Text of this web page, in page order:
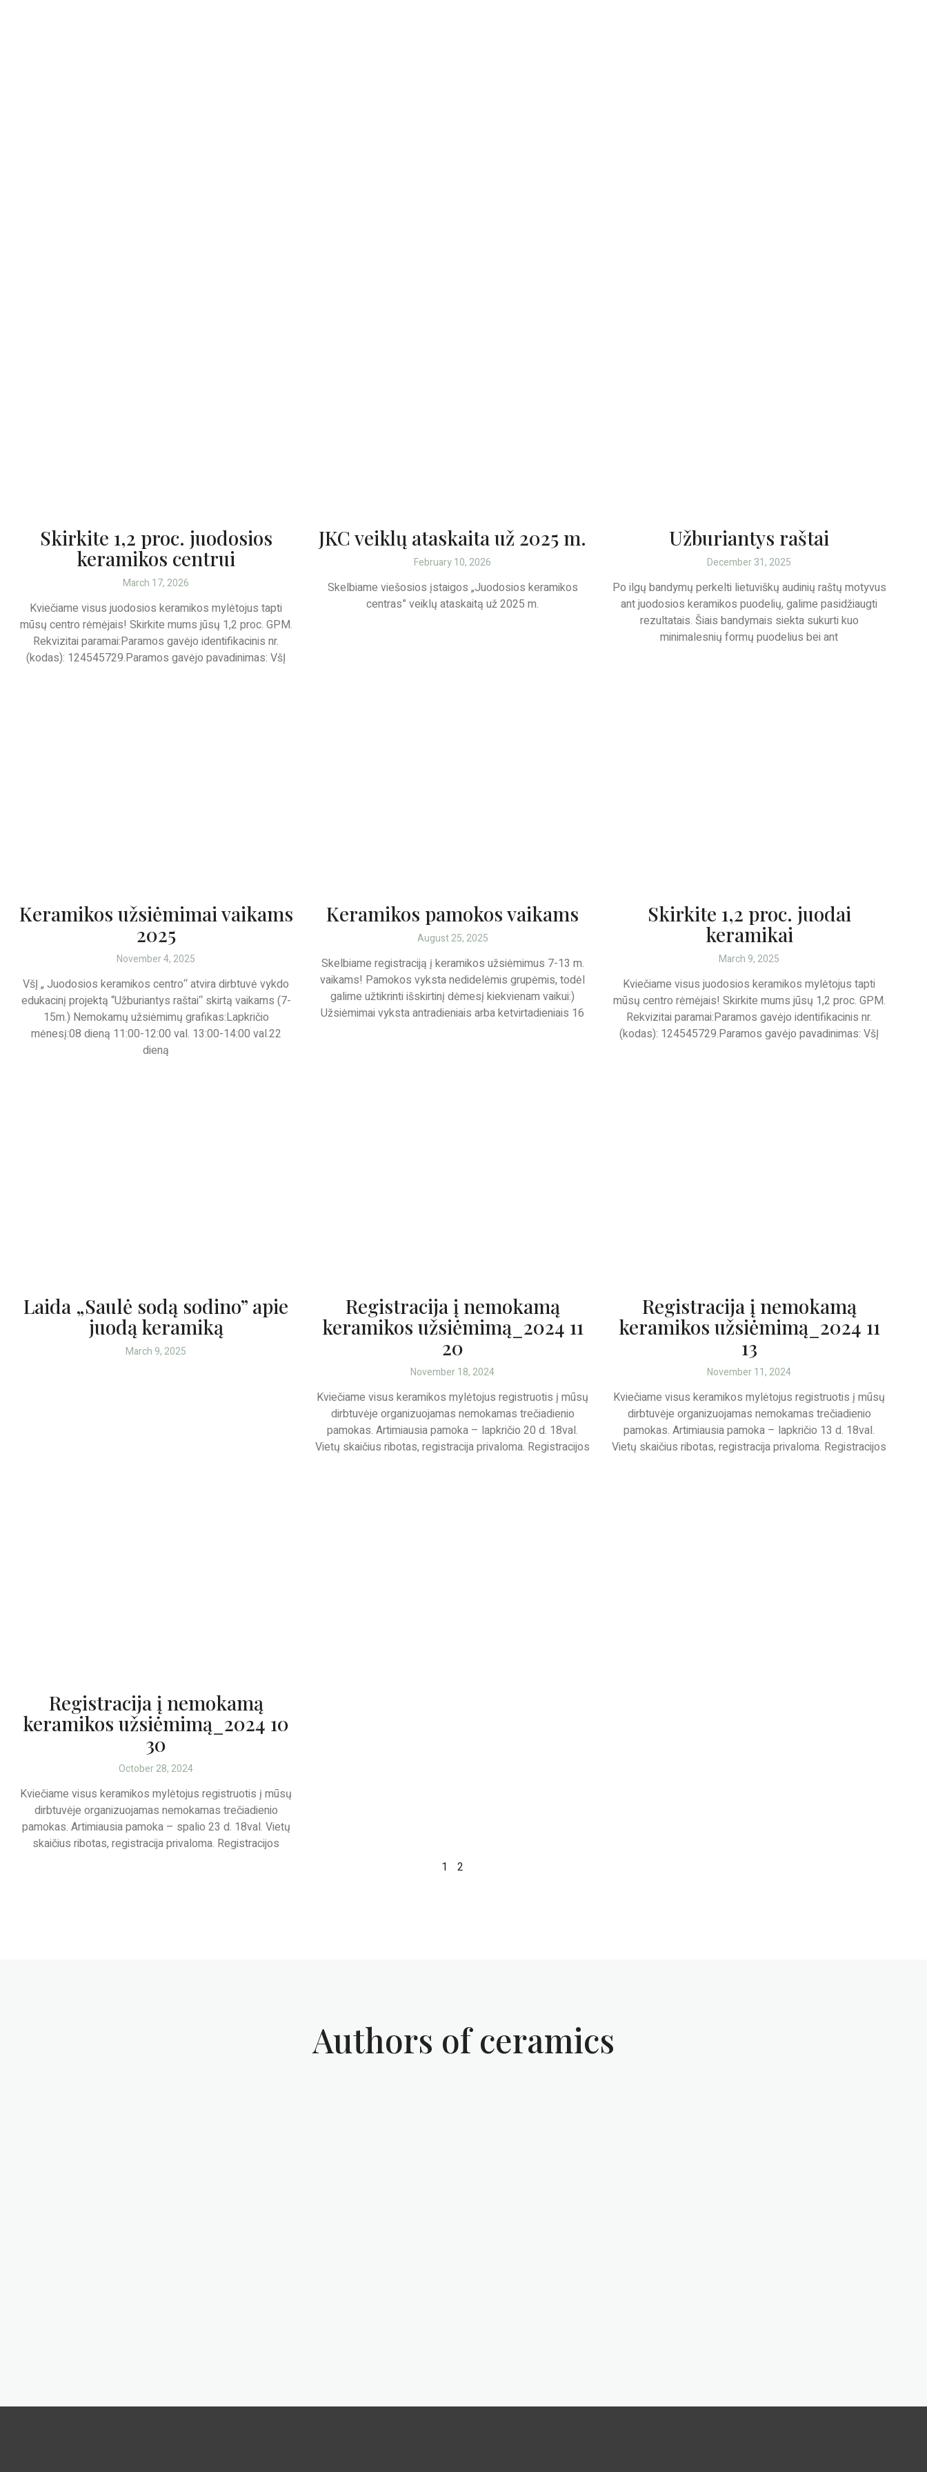
Skirkite 1,2 proc. juodosios
keramikos centrui
March 17, 2026
Kviečiame visus juodosios keramikos mylėtojus tapti
mūsų centro rėmėjais! Skirkite mums jūsų 1,2 proc. GPM.
Rekvizitai paramai:Paramos gavėjo identifikacinis nr.
(kodas): 124545729.Paramos gavėjo pavadinimas: VšĮ
JKC veiklų ataskaita už 2025 m.
February 10, 2026
Skelbiame viešosios įstaigos „Juodosios keramikos
centras” veiklų ataskaitą už 2025 m.
Užburiantys raštai
December 31, 2025
Po ilgų bandymų perkelti lietuviškų audinių raštų motyvus
ant juodosios keramikos puodelių, galime pasidžiaugti
rezultatais. Šiais bandymais siekta sukurti kuo
minimalesnių formų puodelius bei ant
Keramikos užsiėmimai vaikams
2025
November 4, 2025
VšĮ „ Juodosios keramikos centro‘‘ atvira dirbtuvė vykdo
edukacinį projektą “Užburiantys raštai‘‘ skirtą vaikams (7-
15m.) Nemokamų užsiėmimų grafikas:Lapkričio
mėnesį:08 dieną 11:00-12:00 val. 13:00-14:00 val.22
dieną
Keramikos pamokos vaikams
August 25, 2025
Skelbiame registraciją į keramikos užsiėmimus 7-13 m.
vaikams! Pamokos vyksta nedidelėmis grupėmis, todėl
galime užtikrinti išskirtinį dėmesį kiekvienam vaikui:)
Užsiėmimai vyksta antradieniais arba ketvirtadieniais 16
Skirkite 1,2 proc. juodai
keramikai
March 9, 2025
Kviečiame visus juodosios keramikos mylėtojus tapti
mūsų centro rėmėjais! Skirkite mums jūsų 1,2 proc. GPM.
Rekvizitai paramai:Paramos gavėjo identifikacinis nr.
(kodas): 124545729.Paramos gavėjo pavadinimas: VšĮ
Laida „Saulė sodą sodino” apie
juodą keramiką
March 9, 2025
Registracija į nemokamą
keramikos užsiėmimą_2024 11
20
November 18, 2024
Kviečiame visus keramikos mylėtojus registruotis į mūsų
dirbtuvėje organizuojamas nemokamas trečiadienio
pamokas. Artimiausia pamoka – lapkričio 20 d. 18val.
Vietų skaičius ribotas, registracija privaloma. Registracijos
Registracija į nemokamą
keramikos užsiėmimą_2024 11
13
November 11, 2024
Kviečiame visus keramikos mylėtojus registruotis į mūsų
dirbtuvėje organizuojamas nemokamas trečiadienio
pamokas. Artimiausia pamoka – lapkričio 13 d. 18val.
Vietų skaičius ribotas, registracija privaloma. Registracijos
Registracija į nemokamą
keramikos užsiėmimą_2024 10
30
October 28, 2024
Kviečiame visus keramikos mylėtojus registruotis į mūsų
dirbtuvėje organizuojamas nemokamas trečiadienio
pamokas. Artimiausia pamoka – spalio 23 d. 18val. Vietų
skaičius ribotas, registracija privaloma. Registracijos
1
2
Authors of ceramics